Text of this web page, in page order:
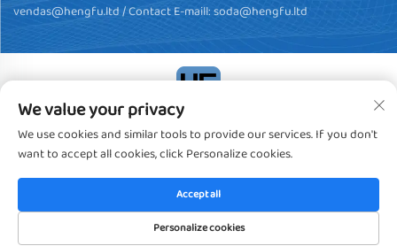
vendas@hengfu.ltd/ Contact E-maill:soda@hengfu.ltd
Direitos Autorais © 2024, Dongguan Hengfu Plastic Products Co.,
Ltd. Todos os Direitos ReservadosPolítica de privacidade
We value your privacy
We use cookies and similar tools to provide our services. If you don't
want to accept all cookies, click Personalize cookies.
Personalize cookies
Accept all